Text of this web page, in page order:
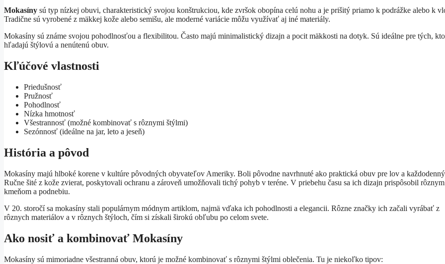
Mokasíny sú typ nízkej obuvi, charakteristický svojou konštrukciou, kde zvršok obopína celú nohu a je prišitý priamo k podrážke alebo k
Tradične sú vyrobené z mäkkej kože alebo semišu, ale moderné variácie môžu využívať aj iné materiály.
Mokasíny sú známe svojou pohodlnosťou a flexibilitou. Často majú minimalistický dizajn a pocit mäkkosti na dotyk. Sú ideálne pre tých,
hľadajú štýlovú a nenútenú obuv.
Kľúčové vlastnosti
Priedušnosť
Pružnosť
Pohodlnosť
Nízka hmotnosť
Všestrannosť (možné kombinovať s rôznymi štýlmi)
Sezónnosť (ideálne na jar, leto a jeseň)
História a pôvod
Mokasíny majú hlboké korene v kultúre pôvodných obyvateľov Ameriky. Boli pôvodne navrhnuté ako praktická obuv pre lov a
Ručne šité z kože zvierat, poskytovali ochranu a zároveň umožňovali tichý pohyb v teréne. V priebehu času sa ich dizajn prispôsobil rôznym
kmeňom a podnebiu.
V 20. storočí sa mokasíny stali populárnym módnym artiklom, najmä vďaka ich pohodlnosti a elegancii. Rôzne značky ich začali vyrábať z
rôznych materiálov a v rôznych štýloch, čím si získali širokú obľubu po celom svete.
Ako nosiť a kombinovať Mokasíny
Mokasíny sú mimoriadne všestranná obuv, ktorú je možné kombinovať s rôznymi štýlmi oblečenia. Tu je niekoľko tipov: